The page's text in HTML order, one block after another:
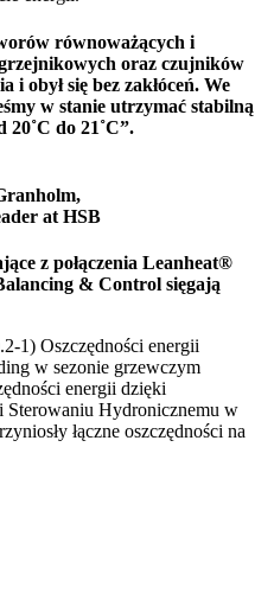
równoważących i
oraz czujników
i obył się bez zakłóceń. We
w stanie utrzymać stabilną
20˚C do 21˚C”.
at HSB
z połączenia Leanheat®
& Control sięgają
1) Oszczędności energii
w sezonie grzewczym
energii dzięki
Hydronicznemu w
łączne oszczędności na